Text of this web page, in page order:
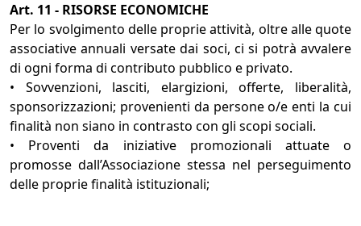
Art. 11 - RISORSE ECONOMICHE
Per lo svolgimento delle proprie attività, oltre alle quote
associative annuali versate dai soci, ci si potrà avvalere
di ogni forma di contributo pubblico e privato.
• Sovvenzioni, lasciti, elargizioni, offerte, liberalità,
sponsorizzazioni; provenienti da persone o/e enti la cui
finalità non siano in contrasto con gli scopi sociali.
• Proventi da iniziative promozionali attuate o
promosse dall’Associazione stessa nel perseguimento
delle proprie finalità istituzionali;